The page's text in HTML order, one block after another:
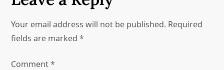
v
i
g
Your email address will not be published. Required
fields are marked*
Comment*